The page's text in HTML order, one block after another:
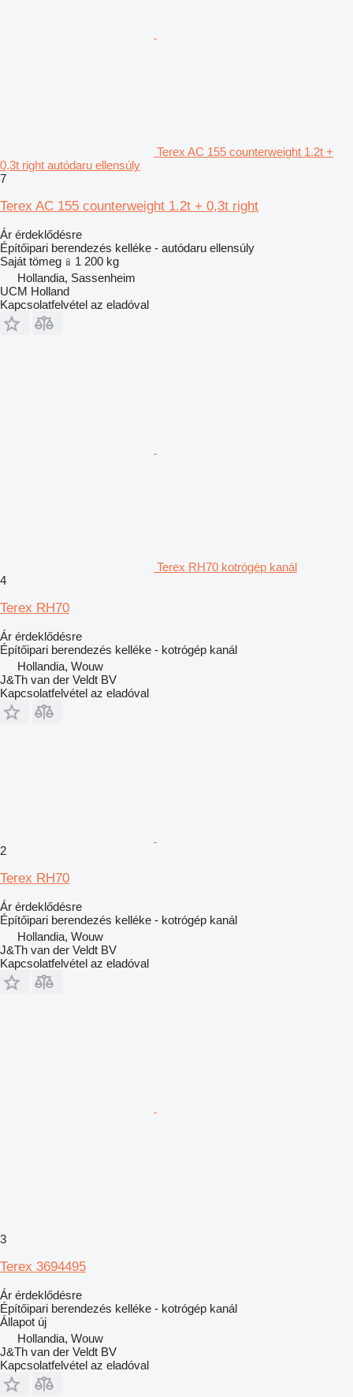
Terex AC 155 counterweight 1.2t +
0,3t right autódaru ellensúly
7
Terex AC 155 counterweight 1.2t + 0,3t right
Ár érdeklődésre
Építőipari berendezés kelléke - autódaru ellensúly
Saját tömeg
1 200 kg
Hollandia, Sassenheim
UCM Holland
Kapcsolatfelvétel az eladóval
Terex RH70 kotrógép kanál
4
Terex RH70
Ár érdeklődésre
Építőipari berendezés kelléke - kotrógép kanál
Hollandia, Wouw
J&Th van der Veldt BV
Kapcsolatfelvétel az eladóval
2
Terex RH70
Ár érdeklődésre
Építőipari berendezés kelléke - kotrógép kanál
Hollandia, Wouw
J&Th van der Veldt BV
Kapcsolatfelvétel az eladóval
3
Terex 3694495
Ár érdeklődésre
Építőipari berendezés kelléke - kotrógép kanál
Állapot új
Hollandia, Wouw
J&Th van der Veldt BV
Kapcsolatfelvétel az eladóval